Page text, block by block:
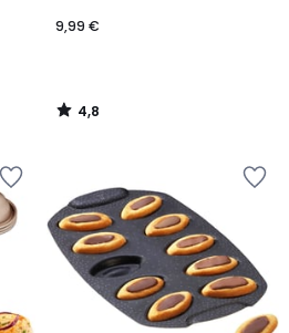
9,99 €
4,8
/